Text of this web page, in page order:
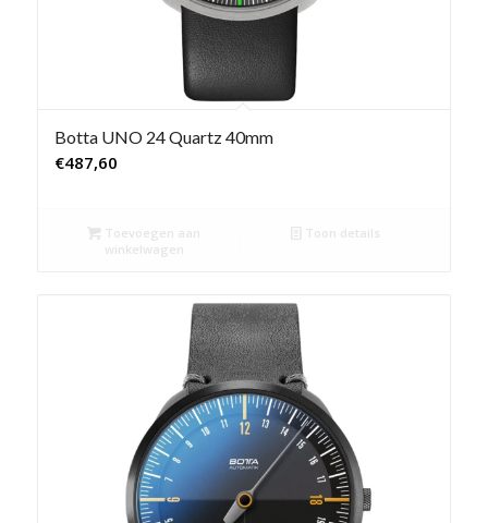
Botta UNO 24 Quartz 40mm
€487,60
Toevoegen aan
winkelwagen
Toon details